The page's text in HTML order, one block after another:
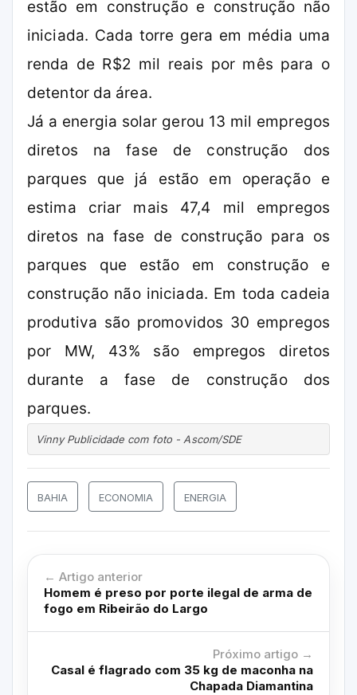
estão em construção e construção não
iniciada. Cada torre gera em média uma
renda de R$2 mil reais por mês para o
detentor da área.
Já a energia solar gerou 13 mil empregos
diretos na fase de construção dos
parques que já estão em operação e
estima criar mais 47,4 mil empregos
diretos na fase de construção para os
parques que estão em construção e
construção não iniciada. Em toda cadeia
produtiva são promovidos 30 empregos
por MW, 43% são empregos diretos
durante a fase de construção dos
parques.
Vinny Publicidade com foto - Ascom/SDE
BAHIA ECONOMIA ENERGIA
← Artigo anterior
Homem é preso por porte ilegal de arma de
fogo em Ribeirão do Largo
Próximo artigo →
Casal é flagrado com 35 kg de maconha na
Chapada Diamantina